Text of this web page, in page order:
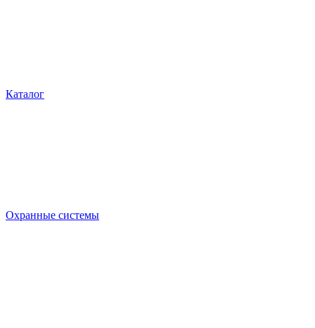
Каталог
Охранные системы